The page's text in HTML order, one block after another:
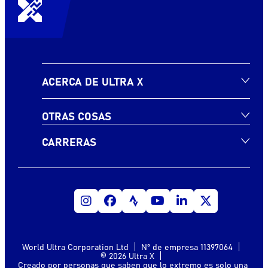
ACERCA DE ULTRA X
OTRAS COSAS
CARRERAS
World Ultra Corporation Ltd Nº de empresa 11397064
© 2026 Ultra X
Creado por personas que saben que lo extremo es solo una